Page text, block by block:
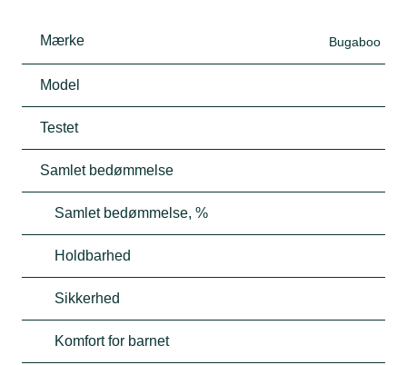
Mærke Bugaboo
Model
Testet
Samlet bedømmelse
Samlet bedømmelse, %
Holdbarhed
Sikkerhed
Komfort for barnet